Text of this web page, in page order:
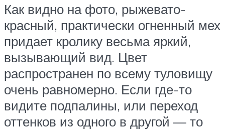
Как видно на фото, рыжевато-
красный, практически огненный мех
придает кролику весьма яркий,
вызывающий вид. Цвет
распространен по всему туловищу
очень равномерно. Если где-то
видите подпалины, или переход
оттенков из одного в другой — то